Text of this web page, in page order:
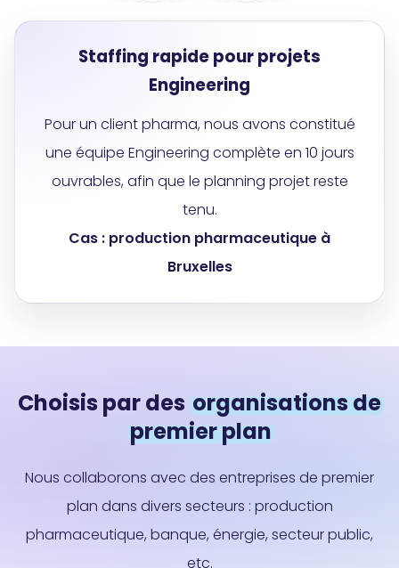
Staffing rapide pour projets
Engineering
Pour un client pharma, nous avons constitué
une équipe Engineering complète en 10 jours
ouvrables, afin que le planning projet reste
tenu.
Cas : production pharmaceutique à
Bruxelles
Choisis par desorganisations de
premier plan
Nous collaborons avec des entreprises de premier
plan dans divers secteurs : production
pharmaceutique, banque, énergie, secteur public,
etc.